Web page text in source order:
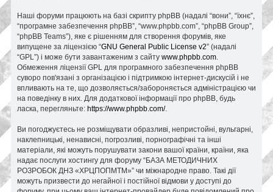
Наші форуми працюють на базі скрипту phpBB (надалі “вони”, “їхнє”,
“програмне забезпечення phpBB”, “www.phpbb.com”, “phpBB Group”,
“phpBB Teams”), яке є рішенням для створення форумів, яке
випущене за ліцензією “GNU General Public License v2” (надалі
“GPL”) і може бути завантаженим з сайту www.phpbb.com
Обмеження ліцензії GPL для програмного забезпечення phpBB
суворо пов'язані з організацією і підтримкою інтернет-дискусій і не
впливають на те, що дозволяється/забороняється адміністрацією чи
на поведінку в них. Для додаткової інформації про phpBB, будь
ласка, перегляньте: https://www.phpbb.com/.
Ви погоджуєтесь не розміщувати образливі, непристойні, вульгарні,
наклепницькі, ненависні, погрозливі, порнографічні та інші
матеріали, які можуть порушувати закони вашої країни, країни, яка
надає послуги хостингу для форуму “БАЗА МЕТОДИЧНИХ
РОЗРОБОК ДНЗ «ХРЦПОПМТМ»” чи міжнародне право. Такі дії
можуть призвести до негайної і постійної відмови у доступі до